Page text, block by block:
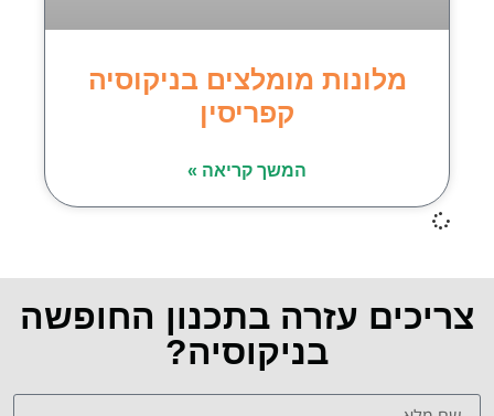
מלונות מומלצים בניקוסיה
קפריסין
המשך קריאה »
צריכים עזרה בתכנון החופשה
בניקוסיה?